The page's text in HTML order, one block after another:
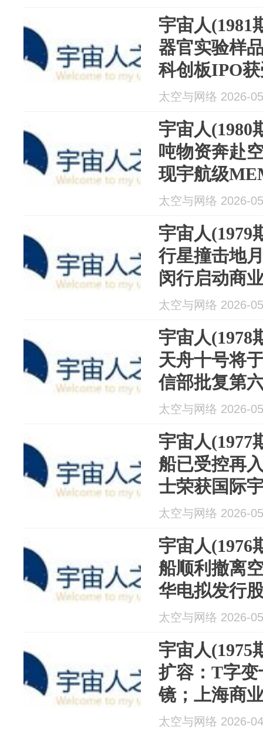
部署45...
宇宙人(1981
器官实验样
科创板IPO
机直连卫星
37国
太空与网络 2026-
宇宙人(1980
吨物资奔赴
现宇航级
链；xAI正式
SpaceX，
太空与网络 2026-
宇宙人(1979
行星撞击地
闵行启动商
LINK航天器
推为"雨燕"
太空与网络 2026-
宇宙人(1978
天舟十号将
信部批复第
术试验频率
全推力静态
太空与网络 2026-
宇宙人(1977
船已受控再
士荣获国际
堂”奖；
牌"游说策略
太空与网络 2026-
宇宙人(1976
船顺利撤离
华电拟发行
天；蓝色起
NASA真空
太空与网络 2026-
宇宙人(1975
扩容：T字
镜；上海商
有限公司成
太空与网络 2026-